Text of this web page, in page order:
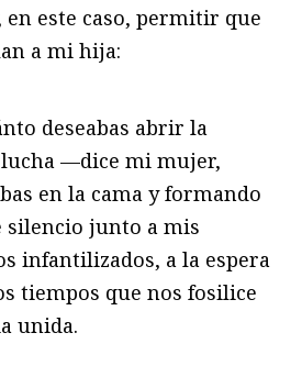
este caso, permitir que
a mi hija:
deseabas abrir la
—dice mi mujer,
en la cama y formando
silencio junto a mis
infantilizados, a la espera
tiempos que nos fosilice
unida.